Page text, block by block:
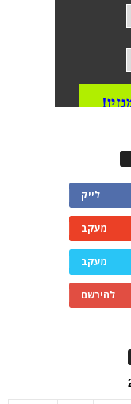
לייק
מעקב
מעקב
להירשם